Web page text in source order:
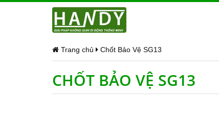
Trang chủ Chốt Bảo Vệ SG13
CHỐT BẢO VỆ SG13